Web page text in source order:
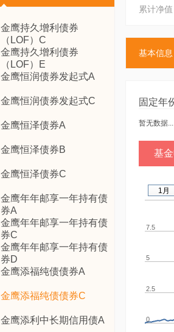
金鹰持久增利债券
（LOF）C
金鹰持久增利债券
（LOF）E
金鹰恒润债券发起式A
金鹰恒润债券发起式C
金鹰恒泽债券A
金鹰恒泽债券B
金鹰恒泽债券C
金鹰年年邮享一年持有债
券A
金鹰年年邮享一年持有债
券C
金鹰年年邮享一年持有债
券D
金鹰添福纯债债券A
金鹰添福纯债债券C
金鹰添利中长期信用债A
累计净值
基本信息
固定年
暂无数据...
基
0
2.5
5
7.5
1月